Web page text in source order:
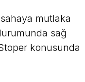
mutlaka
sağ
konusunda